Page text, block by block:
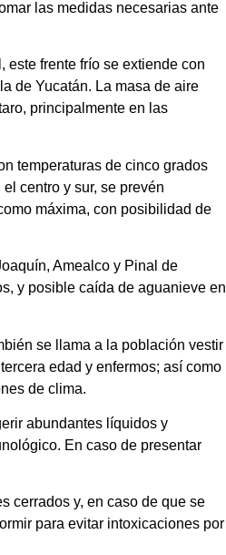
las medidas necesarias ante
este frente frío se extiende con
de Yucatán. La masa de aire
principalmente en las
temperaturas de cinco grados
centro y sur, se prevén
máxima, con posibilidad de
Amealco y Pinal de
y posible caída de aguanieve en
se llama a la población vestir
edad y enfermos; así como
de clima.
abundantes líquidos y
En caso de presentar
cerrados y, en caso de que se
para evitar intoxicaciones por